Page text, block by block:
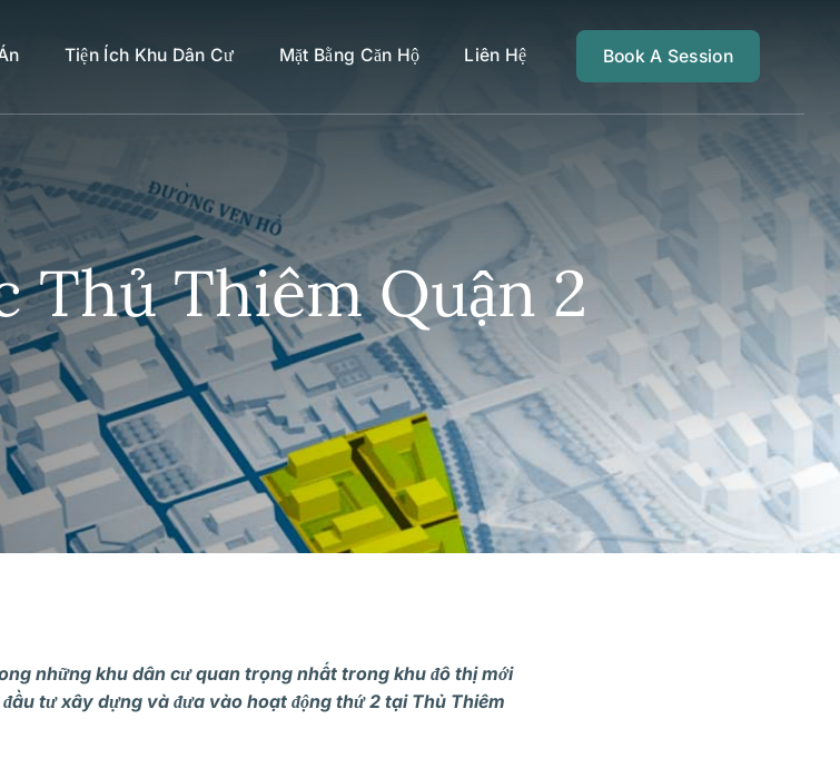
Tiện Ích Khu Dân Cư Mặt Bằng Căn Hộ Liên Hệ Book A Session
Thủ Thiêm Quận 2
những khu dân cư quan trọng nhất trong khu đô thị mới
tư xây dựng và đưa vào hoạt động thứ 2 tại Thủ Thiêm